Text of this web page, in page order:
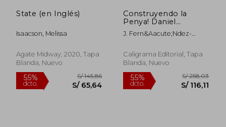
State (en Inglés)
Isaacson, Melissa
Agate Midway, 2020, Tapa
Blanda, Nuevo
Construyendo la
Penya! Daniel
Fernández Mercadé,
el Primer Mánager
Joventut de Badalona
J. Fern&Aacute;Ndez-
Caligrama Editorial, Tapa
Blanda, Nuevo